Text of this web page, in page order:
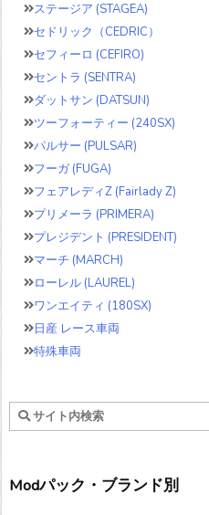
ステージア (STAGEA)
セドリック（CEDRIC）
セフィーロ (CEFIRO)
セントラ (SENTRA)
ダットサン (DATSUN)
ツーフォーティー (240SX)
パルサー (PULSAR)
フーガ (FUGA)
フェアレディZ (Fairlady Z)
プリメーラ (PRIMERA)
プレジデント (PRESIDENT)
マーチ (MARCH)
ローレル (LAUREL)
ワンエイティ (180SX)
日産 レース車両
特殊車両
Modパック・ブランド別